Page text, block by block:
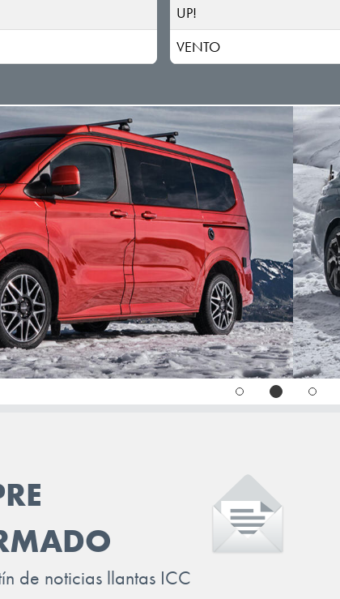
UP!
VENTO
de noticias llantas ICC